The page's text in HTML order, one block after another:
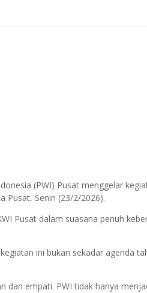
(PWI) Pusat menggelar
Pusat, Senin (23/2/2026).
Pusat dalam suasana penuh
ini bukan sekadar agenda
dan empati. PWI tidak hanya